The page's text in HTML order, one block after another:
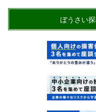
ぼうさい